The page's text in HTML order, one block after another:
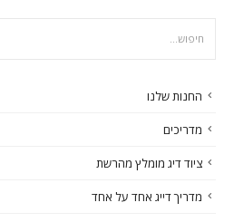
החנות שלנו
מדריכים
ציוד דיג מומלץ מהרשת
מדריך דייג אחד על אחד